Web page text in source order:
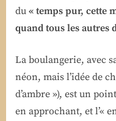
du « temps pur, cette
quand tous les autres
La boulangerie, avec
néon, mais l’idée de
d’ambre »), est un
en approchant, et l’«